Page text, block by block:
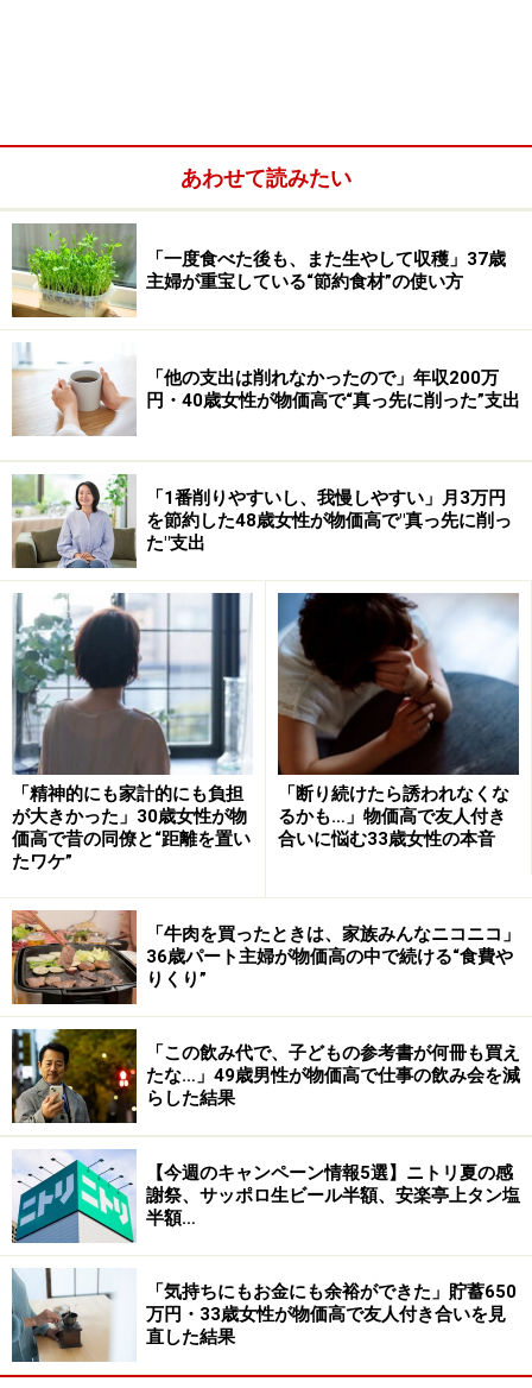
そうすると、それまでの固定観念がなくなり、「これで
十分」という基準のモノをたくさん見つけることができ
ます。更に、モノの価値と値段が一致する商品を選択す
る力が身に付き、消費者としてレベルUPできるようにな
ります。
日々の買い物で意識するポイント！！
メーカーやブランドにこだわりすぎていないか？
誰の目を意識しているのか？
モノの価値と値段は一致しているか？
日々の生活必需品などの消耗品は
「これで十分」と
いう基準を持つ​​​​​​​
日々の買い物では、これらのことを考えて、ひとつひと
つ注意を払いながら商品を選択する癖をつけましょう。
最初は、考えこんでしまうので、少し買い物に時間がか
かりますが、「これで十分」という商品をたくさん見つ
ければ見つけるほど、買い物は楽になり、特売やセール
品などに翻弄されずに上手に買い物ができるようになり
ます。
生活のレベルを下げることは、自分の価値が下がること
ではありません。誰かの目を意識して暮らすのではな
く、自分らしく生きることを選択したほうが、人生は楽
しくなります。今できる、節約術をとことんやってみ
る。一見、荒療治のように感じますが、私の経験でいえ
ば、やらないで後悔するよりやって良かったと感じてい
ます。
生活のレベルを下げる、とことん節約生活
の利点と副作用
あわせて読みたい
「一度食べた後も、また生やして収穫」37歳
主婦が重宝している“節約食材”の使い方
「他の支出は削れなかったので」年収200万
円・40歳女性が物価高で“真っ先に削った”支出
「1番削りやすいし、我慢しやすい」月3万円
を節約した48歳女性が物価高で"真っ先に削っ
た"支出
「精神的にも家計的にも負担
が大きかった」30歳女性が物
価高で昔の同僚と“距離を置い
たワケ”
「断り続けたら誘われなくな
るかも…」物価高で友人付き
合いに悩む33歳女性の本音
「牛肉を買ったときは、家族みんなニコニコ」
36歳パート主婦が物価高の中で続ける“食費や
りくり”
「この飲み代で、子どもの参考書が何冊も買え
たな…」49歳男性が物価高で仕事の飲み会を減
らした結果
【今週のキャンペーン情報5選】ニトリ夏の感
謝祭、サッポロ生ビール半額、安楽亭上タン塩
半額…
「気持ちにもお金にも余裕ができた」貯蓄650
万円・33歳女性が物価高で友人付き合いを見
直した結果